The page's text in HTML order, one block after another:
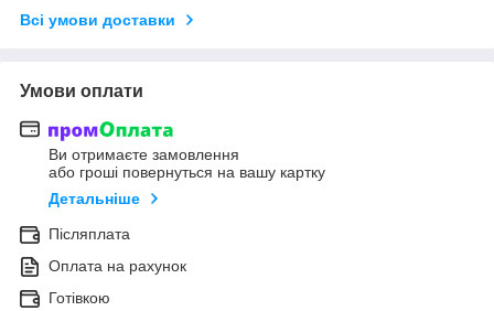
Всі умови доставки
Умови оплати
Ви отримаєте замовлення
або гроші повернуться на вашу картку
Детальніше
Післяплата
Оплата на рахунок
Готівкою